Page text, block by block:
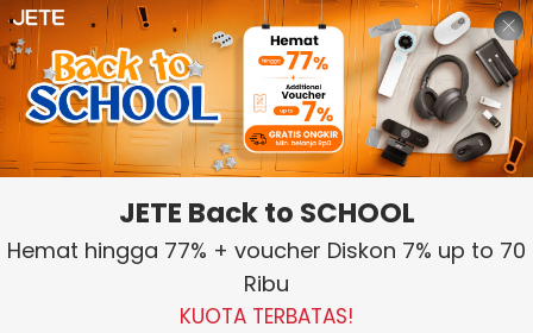
JETE Back to SCHOOL
Hemat hingga 77% + voucher Diskon 7% up to 70
Ribu
KUOTA TERBATAS!